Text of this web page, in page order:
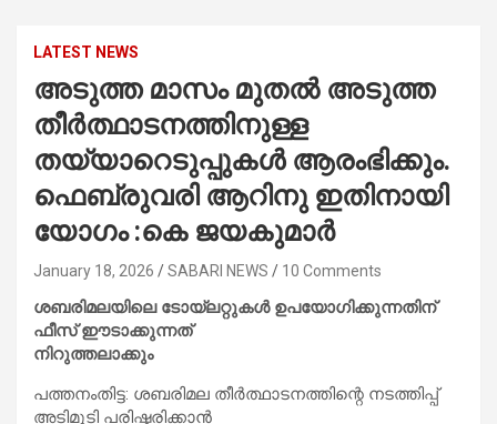
LATEST NEWS
അടുത്ത മാസം മുതൽ അടുത്ത
തീർത്ഥാടനത്തിനുള്ള
തയ്യാറെടുപ്പുകൾ ആരംഭിക്കും.
ഫെബ്രുവരി ആറിനു ഇതിനായി
യോഗം :കെ ജയകുമാർ
January 18, 2026 SABARI NEWS 10 Comments
ശബരിമലയിലെ ടോയ്ലറ്റുകൾ ഉപയോഗിക്കുന്നതിന്
ഫീസ് ഈടാക്കുന്നത്
നിറുത്തലാക്കും
പത്തനംതിട്ട: ശബരിമല തീർത്ഥാടനത്തിന്റെ നടത്തിപ്പ്
അടിമുടി പരിഷ്കരിക്കാൻ